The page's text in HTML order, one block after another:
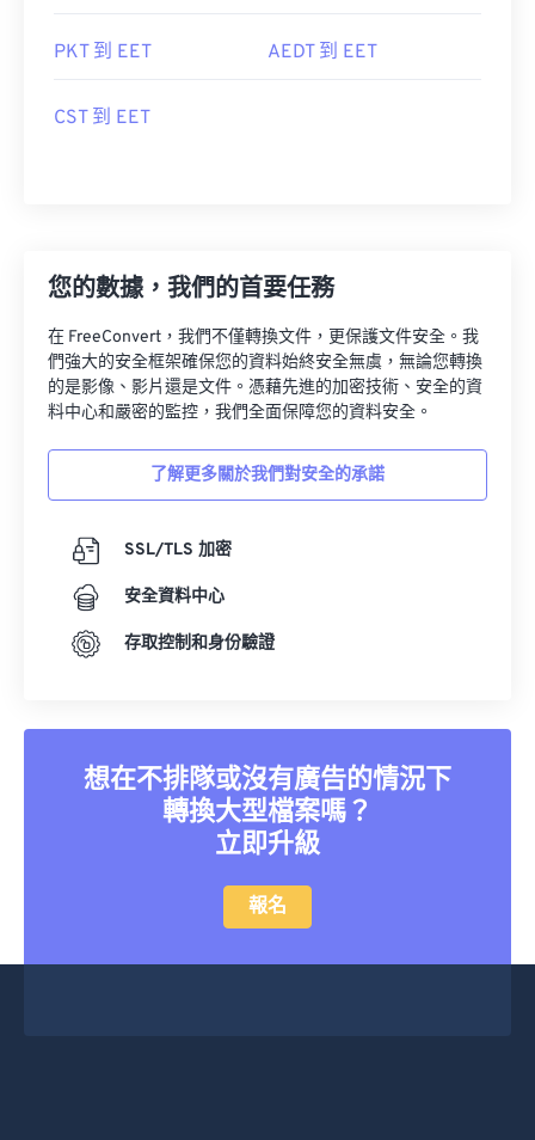
PKT 到 EET AEDT 到 EET
CST 到 EET
您的數據，我們的首要任務
在 FreeConvert，我們不僅轉換文件，更保護文件安全。我
們強大的安全框架確保您的資料始終安全無虞，無論您轉換
的是影像、影片還是文件。憑藉先進的加密技術、安全的資
料中心和嚴密的監控，我們全面保障您的資料安全。
了解更多關於我們對安全的承諾
SSL/TLS 加密
安全資料中心
存取控制和身份驗證
想在不排隊或沒有廣告的情況下
轉換大型檔案嗎？
立即升級
報名